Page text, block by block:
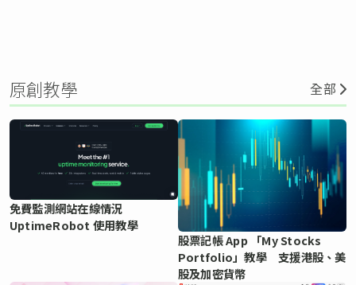
原創教學 全部
免費監測網站在線情況
UptimeRobot 使用教學
股票記帳 App 「My Stocks
Portfolio」教學 支援港股、美
股及加密貨幣